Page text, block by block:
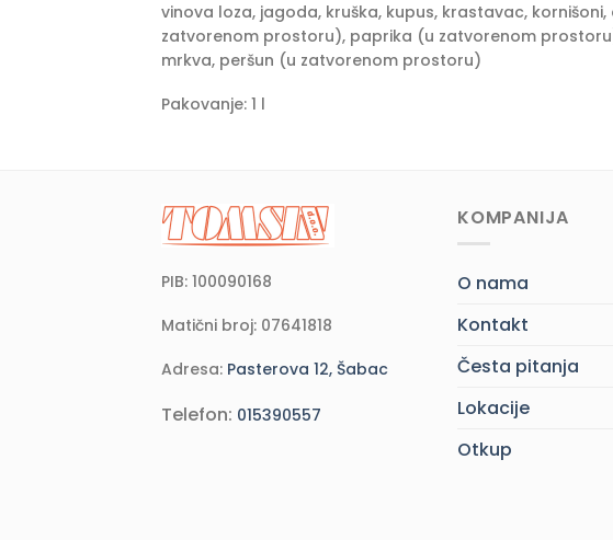
vinova loza, jagoda, kruška, kupus, krastavac,
zatvorenom prostoru), paprika (u zatvorenom
mrkva, peršun (u zatvorenom prostoru)
Pakovanje: 1 l
PIB: 100090168
Matični broj: 07641818
Adresa: Pasterova 12, Šabac
Telefon: 015390557
KOMPANIJA
O nama
Kontakt
Česta pitanja
Lokacije
Otkup